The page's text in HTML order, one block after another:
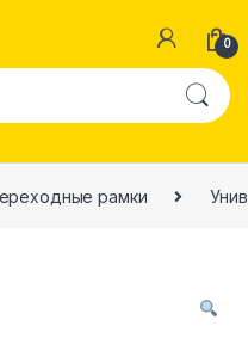
0
рамки